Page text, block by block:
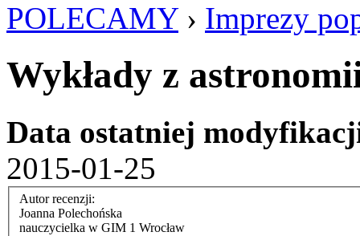
POLECAMY› Imprezy
Wykłady z
Data ostatniej
2015-01-25
Autor recenzji:
Joanna Polechońska
nauczycielka w GIM 1 Wrocław